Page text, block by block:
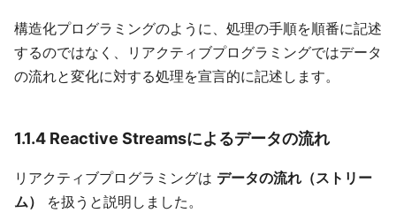
構造化プログラミングのように、処理の手順を順番に記述
するのではなく、リアクティブプログラミングではデータ
の流れと変化に対する処理を宣言的に記述します。
1.1.4 Reactive Streamsによるデータの流れ
リアクティブプログラミングは データの流れ（ストリー
ム）
を扱うと説明しました。